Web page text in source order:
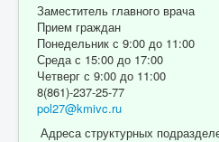
Заместитель главного врача
Прием граждан
Понедельник с 9:00 до 11:00
Среда с 15:00 до 17:00
Четверг с 9:00 до 11:00
8(861)-237-25-77
pol27@kmivc.ru
Адреса структурных